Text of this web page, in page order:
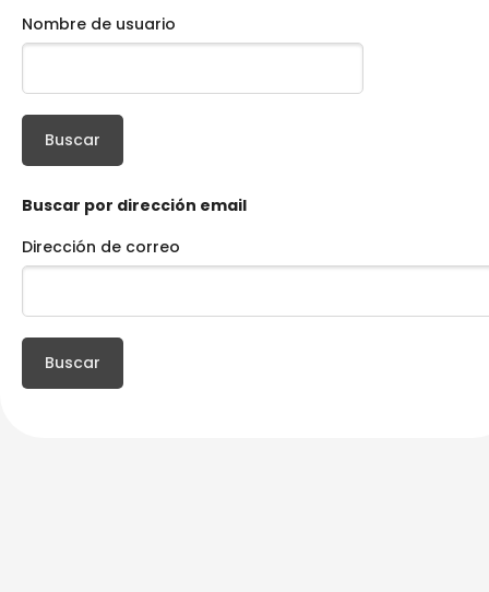
Salta al contenido principal
Nombre de usuario
Buscar por dirección email
Dirección de correo